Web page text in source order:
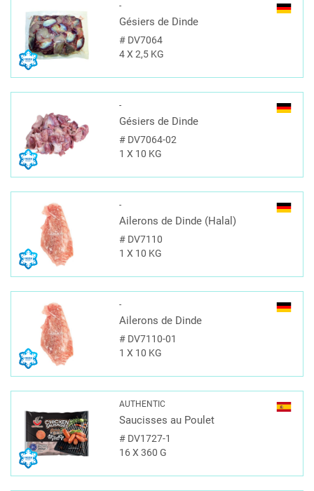
-
Gésiers de Dinde
#DV7064
4 X 2,5 KG
-
Gésiers de Dinde
#DV7064-02
1 X 10 KG
-
Ailerons de Dinde (Halal)
#DV7110
1 X 10 KG
-
Ailerons de Dinde
#DV7110-01
1 X 10 KG
AUTHENTIC
Saucisses au Poulet
#DV1727-1
16 X 360 G